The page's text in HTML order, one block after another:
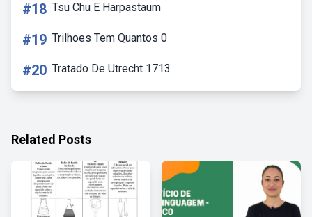
#18 Tsu Chu E Harpastaum
#19 Trilhoes Tem Quantos 0
#20 Tratado De Utrecht 1713
Related Posts